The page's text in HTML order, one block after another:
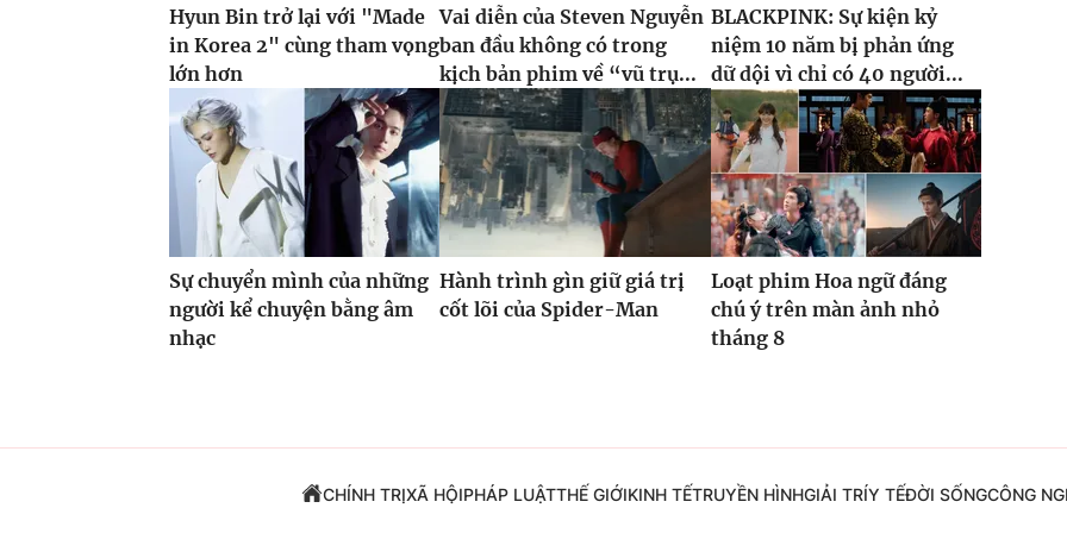
Hyun Bin trở lại với "Made
in Korea 2" cùng tham vọng
lớn hơn
Vai diễn của Steven Nguyễn
ban đầu không có trong
kịch bản phim về “vũ trụ...
BLACKPINK: Sự kiện kỷ
niệm 10 năm bị phản ứng
dữ dội vì chỉ có 40 người...
Sự chuyển mình của những
người kể chuyện bằng âm
nhạc
Hành trình gìn giữ giá trị
cốt lõi của Spider-Man
Loạt phim Hoa ngữ đáng
chú ý trên màn ảnh nhỏ
tháng 8
CHÍNH TRỊXÃ HỘIPHÁP LUẬTTHẾ GIỚIKINH TẾTRUYỀN HÌNHGIẢI TRÍY TẾĐỜI SỐNGCÔNG